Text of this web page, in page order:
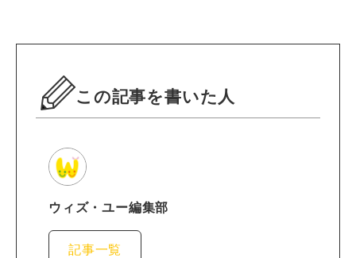
この記事を書いた人
ウィズ・ユー編集部
記事一覧